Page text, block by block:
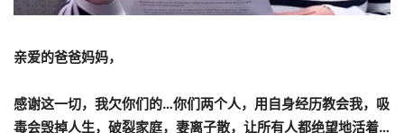
亲爱的爸爸妈妈，
感谢这一切，我欠你们的…你们两个人，用自身经历教会我，吸
毒会毁掉人生，破裂家庭，妻离子散，让所有人都绝望地活着…